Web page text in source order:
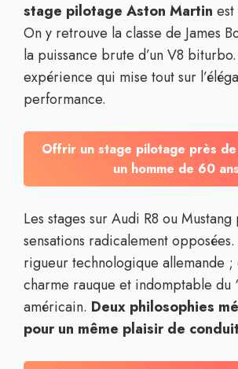
stage pilotage Aston Martin
On y retrouve la classe de James
la puissance brute d’un V8 biturbo.
expérience qui mise tout sur
performance.
Offrir un stage pilotage près de
un homme de 60 ans
Les stages sur Audi R8 ou
sensations radicalement
rigueur technologique allemande ;
charme rauque et indomptable du
américain. Deux philosophies
pour un même plaisir de